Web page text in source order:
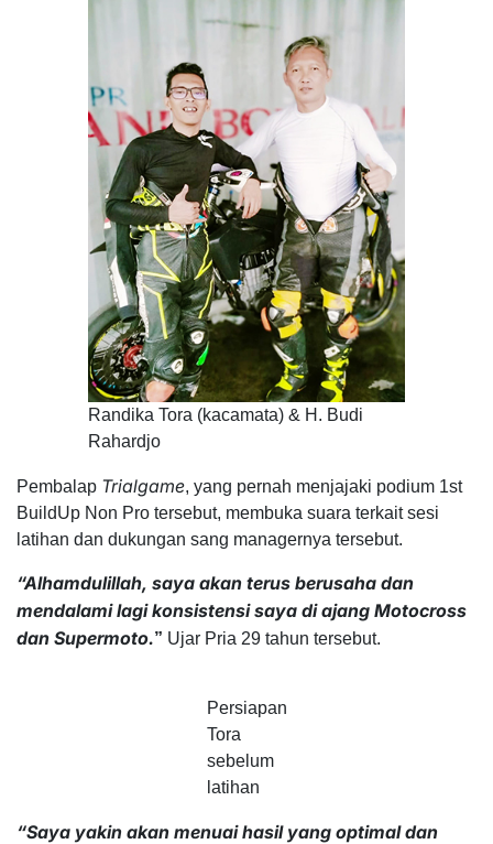
Randika Tora (kacamata) & H. Budi
Rahardjo
Pembalap Trialgame, yang pernah menjajaki podium 1st
BuildUp Non Pro tersebut, membuka suara terkait sesi
latihan dan dukungan sang managernya tersebut.
“Alhamdulillah, saya akan terus berusaha dan
mendalami lagi konsistensi saya di ajang Motocross
dan Supermoto.” Ujar Pria 29 tahun tersebut.
Persiapan
Tora
sebelum
latihan
“Saya yakin akan menuai hasil yang optimal dan